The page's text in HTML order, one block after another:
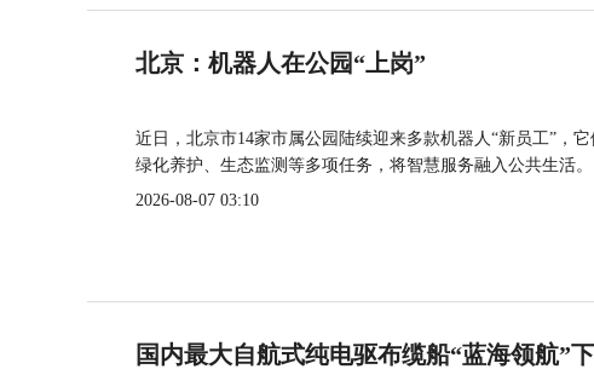
北京：机器人在公园“上岗”
近日，北京市14家市属公园陆续迎来多款机器人“新员工”，
绿化养护、生态监测等多项任务，将智慧服务融入公共生活。
2026-08-07 03:10
国内最大自航式纯电驱布缆船“蓝海领航”